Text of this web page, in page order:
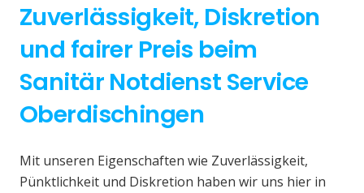
Zuverlässigkeit, Diskretion
und fairer Preis beim
Sanitär Notdienst Service
Oberdischingen
Mit unseren Eigenschaften wie Zuverlässigkeit,
Pünktlichkeit und Diskretion haben wir uns hier in